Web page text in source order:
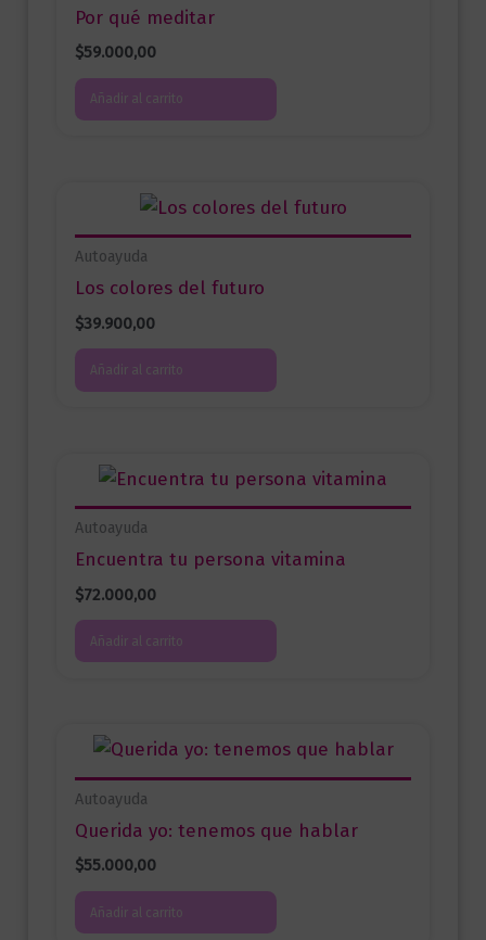
Por qué meditar
$59.000,00
Añadir al carrito
Autoayuda
Los colores del futuro
$39.900,00
Añadir al carrito
Autoayuda
Encuentra tu persona vitamina
$72.000,00
Añadir al carrito
Autoayuda
Querida yo: tenemos que hablar
$55.000,00
Añadir al carrito